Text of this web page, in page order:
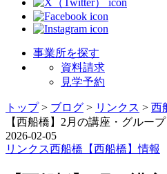
事業所を探す
資料請求
見学予約
トップ> ブログ > リンクス > 西
【西船橋】2月の講座・グルー
2026-02-05
リンクス西船橋 【西船橋】情報